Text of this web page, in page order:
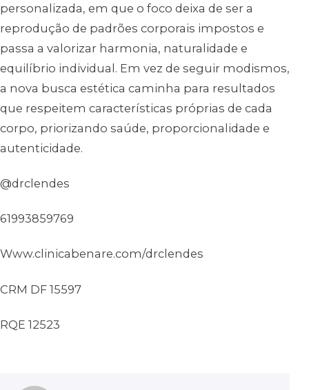
personalizada, em que o foco deixa de ser a
reprodução de padrões corporais impostos e
passa a valorizar harmonia, naturalidade e
equilíbrio individual. Em vez de seguir modismos,
a nova busca estética caminha para resultados
que respeitem características próprias de cada
corpo, priorizando saúde, proporcionalidade e
autenticidade.
@drclendes
61993859769
Www.clinicabenare.com/drclendes
CRM DF 15597
RQE 12523